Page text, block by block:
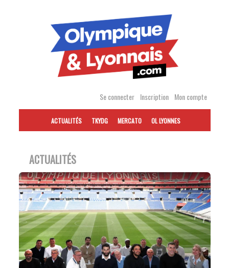
Se connecter Inscription Mon compte
ACTUALITÉS TKYDG MERCATO OL LYONNES
ACTUALITÉS